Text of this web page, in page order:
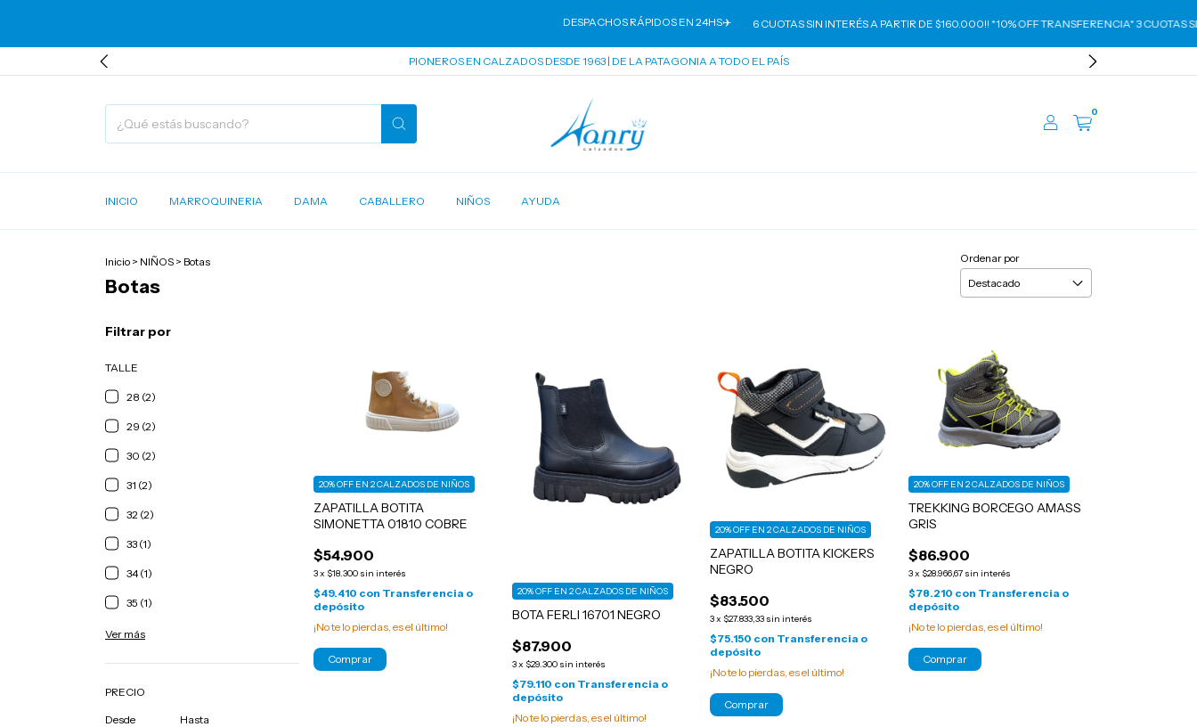
DESPACHOS RÁPIDOS EN 24HS✈️ 6 CUOTAS SIN INTERÉS A PARTIR DE $160.000!! *10% OFF TRANSFERENCIA* 3 CUOTAS SIN
PIONEROS EN CALZADOS DESDE 1963 | DE LA PATAGONIA A TODO EL PAÍS
0
INICIO MARROQUINERIA DAMA CABALLERO NIÑOS AYUDA
Inicio > NIÑOS > Botas
Botas
Ordenar por
Filtrar por
TALLE
28 (2)
29 (2)
30 (2)
31 (2)
32 (2)
33 (1)
34 (1)
35 (1)
Ver más
PRECIO
Desde Hasta
ZAPATILLA BOTITA
SIMONETTA 01810 COBRE
$54.900
3x $18.300 sin interés
20% OFF EN 2 CALZADOS DE NIÑOS
$49.410 con Transferencia o
depósito
¡No te lo pierdas, es el último!
Comprar
BOTA FERLI 16701 NEGRO
$87.900
3x $29.300 sin interés
20% OFF EN 2 CALZADOS DE NIÑOS
$79.110 con Transferencia o
depósito
¡No te lo pierdas, es el último!
ZAPATILLA BOTITA KICKERS
NEGRO
$83.500
3x $27.833,33 sin interés
20% OFF EN 2 CALZADOS DE NIÑOS
$75.150 con Transferencia o
depósito
¡No te lo pierdas, es el último!
Comprar
TREKKING BORCEGO AMASS
GRIS
$86.900
3x $28.966,67 sin interés
20% OFF EN 2 CALZADOS DE NIÑOS
$78.210 con Transferencia o
depósito
¡No te lo pierdas, es el último!
Comprar